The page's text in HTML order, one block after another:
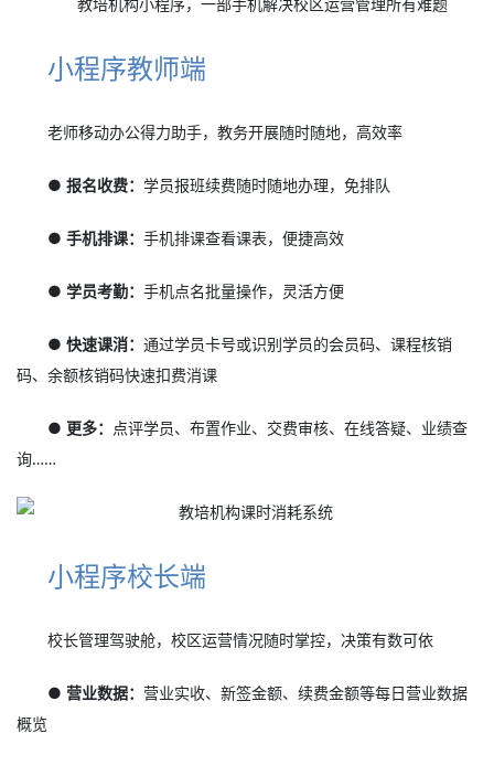
小程序教师端
老师移动办公得力助手，教务开展随时随地，高效率
● 报名收费：学员报班续费随时随地办理，免排队
● 手机排课：手机排课查看课表，便捷高效
● 学员考勤：手机点名批量操作，灵活方便
● 快速课消：通过学员卡号或识别学员的会员码、课程核销
码、余额核销码快速扣费消课
● 更多： 点评学员、布置作业、交费审核、在线答疑、业绩查
询……
小程序校长端
校长管理驾驶舱，校区运营情况随时掌控，决策有数可依
● 营业数据：营业实收、新签金额、续费金额等每日营业数据
概览